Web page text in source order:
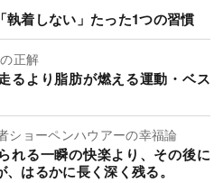
執着しない」たった1つの習慣
正解
るより脂肪が燃える運動・ベス
ョーペンハウアーの幸福論
れる一瞬の快楽より、その後に
はるかに長く深く残る。